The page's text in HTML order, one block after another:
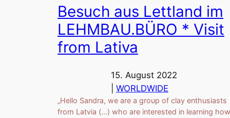
Besuch aus Lettland im
LEHMBAU.BÜRO * Visit
from Lativa
15. August 2022
WORLDWIDE
„Hello Sandra, we are a group of clay enthusiasts
from Latvia (…) who are interested in learning how